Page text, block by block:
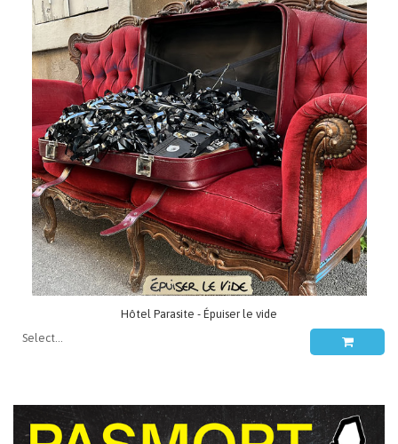
Hôtel Parasite - Épuiser le vide